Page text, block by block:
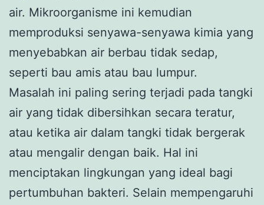
air. Mikroorganisme ini kemudian
memproduksi senyawa-senyawa kimia yang
menyebabkan air berbau tidak sedap,
seperti bau amis atau bau lumpur.
Masalah ini paling sering terjadi pada tangki
air yang tidak dibersihkan secara teratur,
atau ketika air dalam tangki tidak bergerak
atau mengalir dengan baik. Hal ini
menciptakan lingkungan yang ideal bagi
pertumbuhan bakteri. Selain mempengaruhi